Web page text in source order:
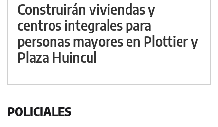
Construirán viviendas y
centros integrales para
personas mayores en Plottier y
Plaza Huincul
POLICIALES